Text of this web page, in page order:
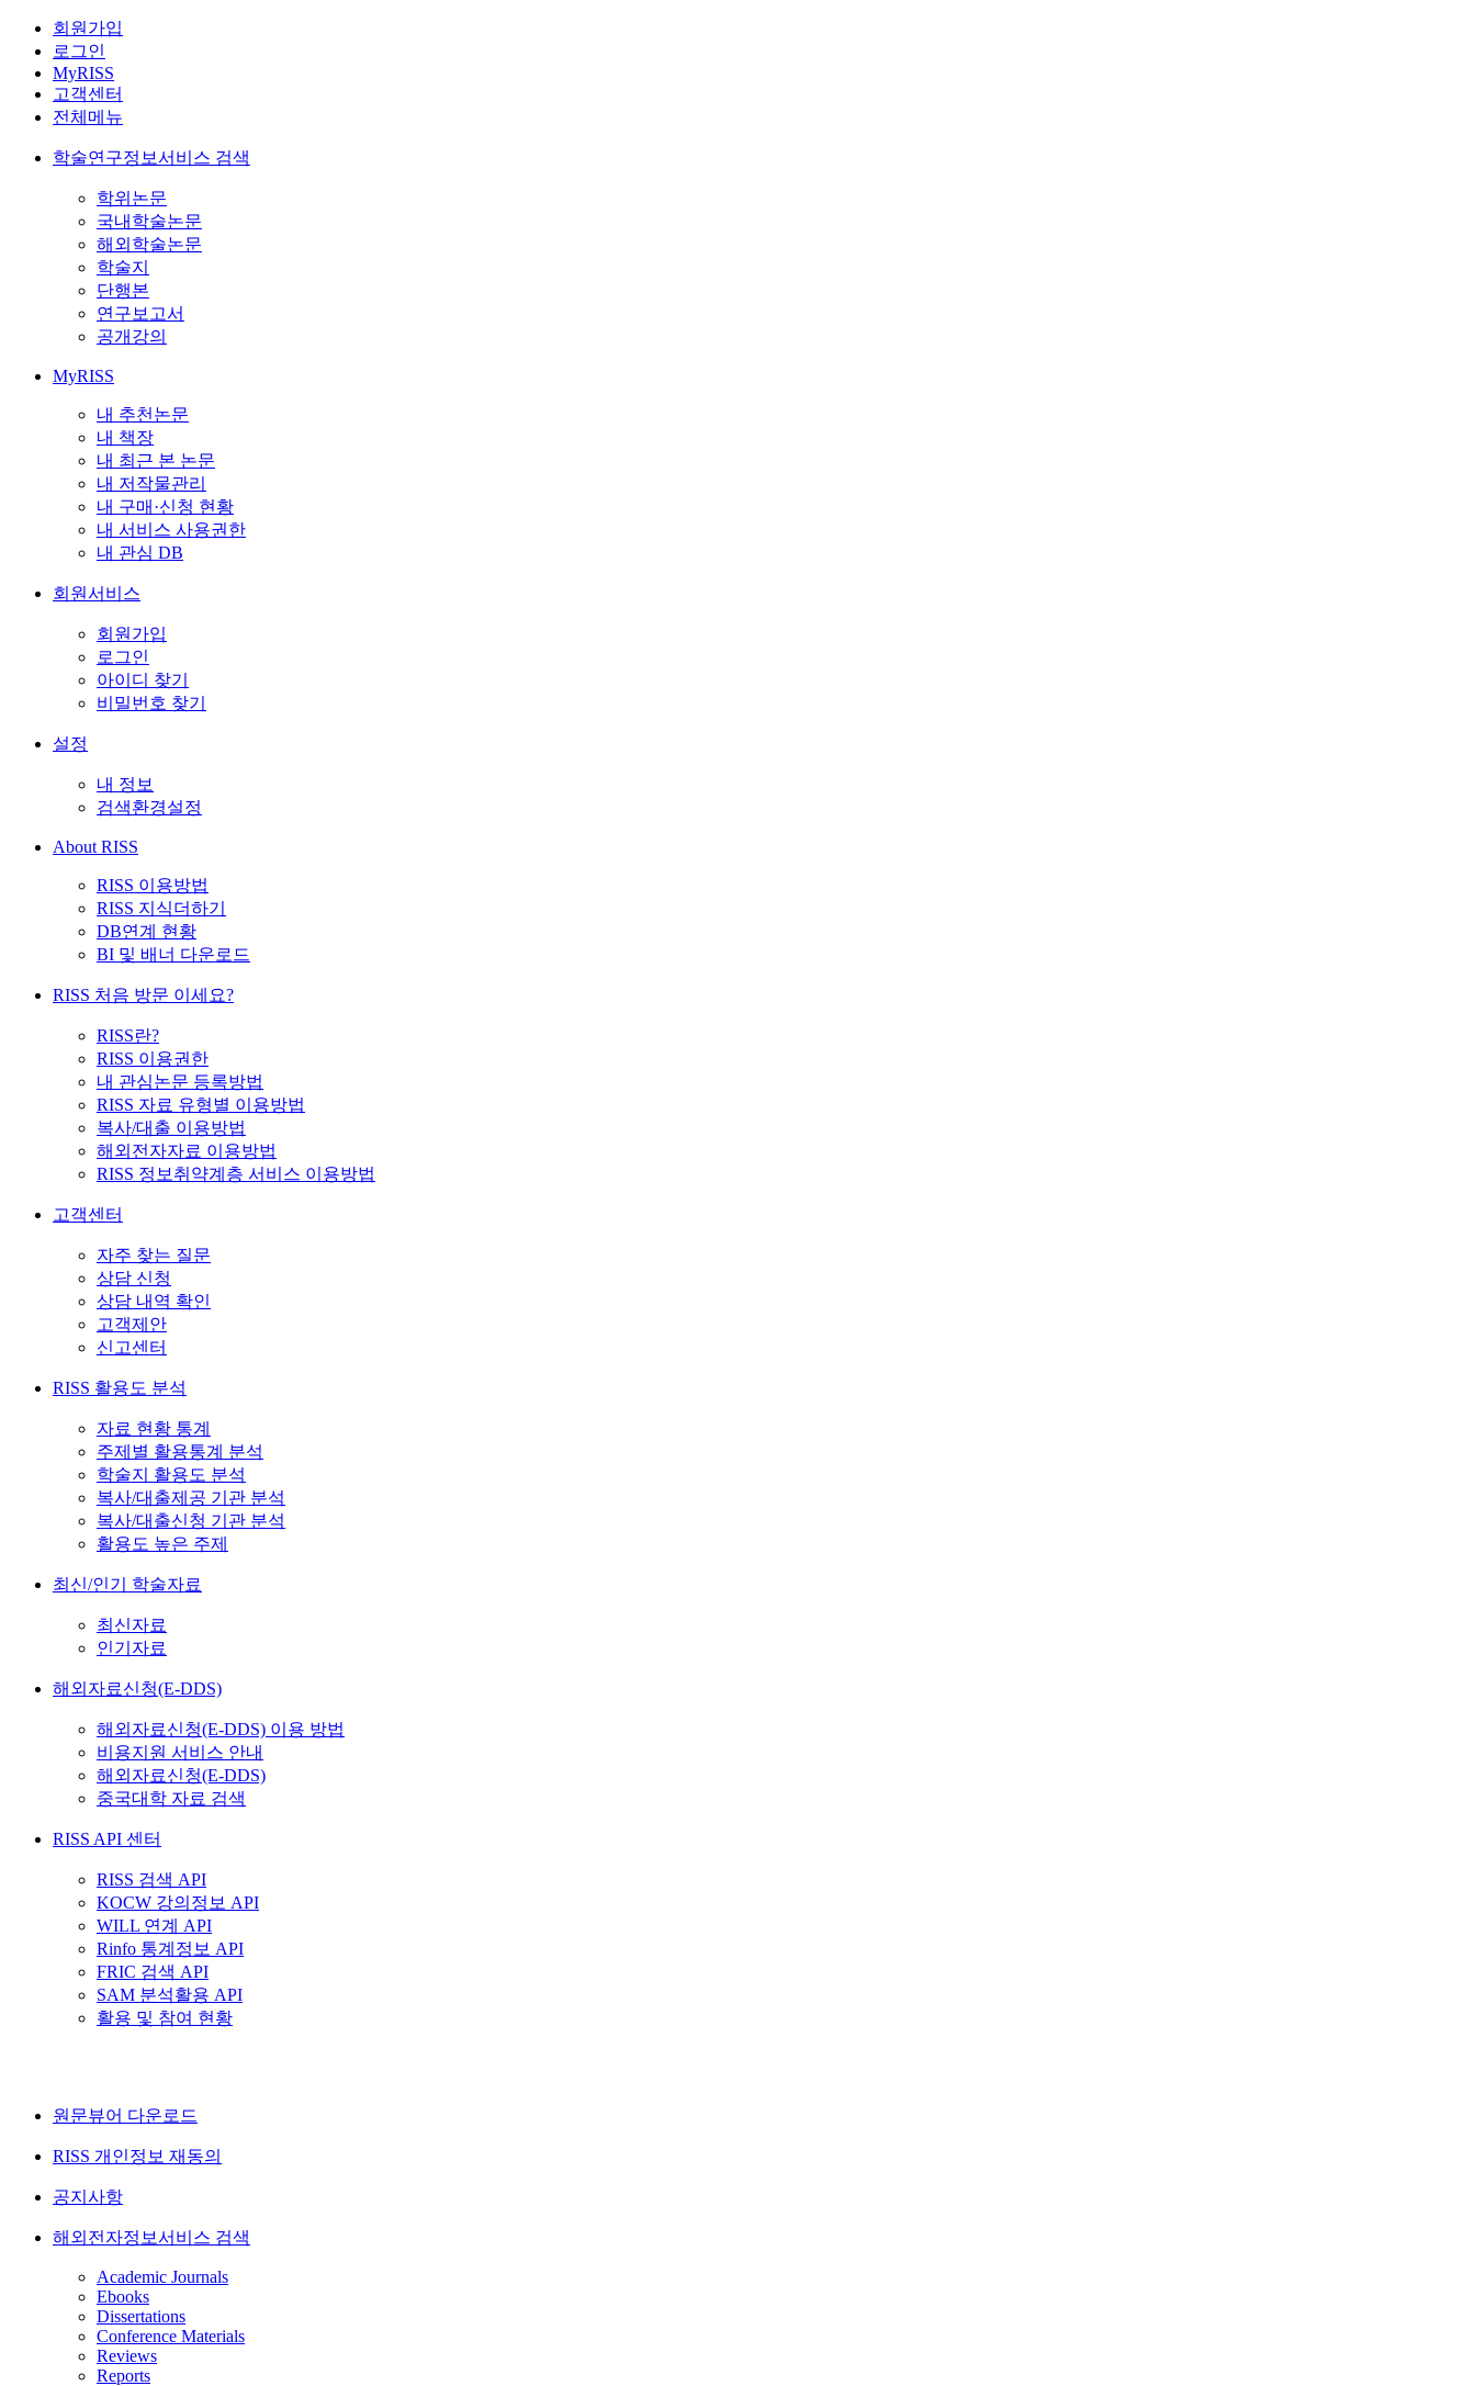
회원가입
로그인
MyRISS
고객센터
전체메뉴
학술연구정보서비스 검색
학위논문
국내학술논문
해외학술논문
학술지
단행본
연구보고서
공개강의
MyRISS
내 추천논문
내 책장
내 최근 본 논문
내 저작물관리
내 구매·신청 현황
내 서비스 사용권한
내 관심 DB
회원서비스
회원가입
로그인
아이디 찾기
비밀번호 찾기
설정
내 정보
검색환경설정
About RISS
RISS 이용방법
RISS 지식더하기
DB연계 현황
BI 및 배너 다운로드
RISS 처음 방문 이세요?
RISS란?
RISS 이용권한
내 관심논문 등록방법
RISS 자료 유형별 이용방법
복사/대출 이용방법
해외전자자료 이용방법
RISS 정보취약계층 서비스 이용방법
고객센터
자주 찾는 질문
상담 신청
상담 내역 확인
고객제안
신고센터
RISS 활용도 분석
자료 현황 통계
주제별 활용통계 분석
학술지 활용도 분석
복사/대출제공 기관 분석
복사/대출신청 기관 분석
활용도 높은 주제
최신/인기 학술자료
최신자료
인기자료
해외자료신청(E-DDS)
해외자료신청(E-DDS) 이용 방법
비용지원 서비스 안내
해외자료신청(E-DDS)
중국대학 자료 검색
RISS API 센터
RISS 검색 API
KOCW 강의정보 API
WILL 연계 API
Rinfo 통계정보 API
FRIC 검색 API
SAM 분석활용 API
활용 및 참여 현황
원문뷰어 다운로드
RISS 개인정보 재동의
공지사항
해외전자정보서비스 검색
Academic Journals
Ebooks
Dissertations
Conference Materials
Reviews
Reports